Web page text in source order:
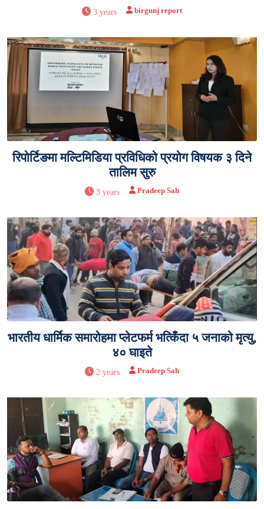
3 years birgunj report
रिपोर्टिङमा मल्टिमिडिया प्रविधिको प्रयोग विषयक ३ दिने
तालिम सुरु
3 years Pradeep Sah
भारतीय धार्मिक समारोहमा प्लेटफर्म भत्किँदा ५ जनाको मृत्यु,
४० घाइते
2 years Pradeep Sah